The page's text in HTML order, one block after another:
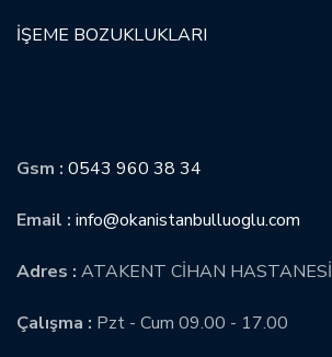
İŞEME BOZUKLUKLARI
Gsm : 0543 960 38 34
Email : info@okanistanbulluoglu.com
Adres : ATAKENT CİHAN
Çalışma : Pzt - Cum 09.00 - 17.00